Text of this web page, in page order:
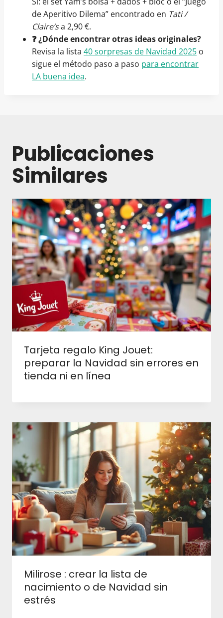
de Aperitivo Dilema” encontrado en Tati /
Claire’sa 2,90 €.
❓ ¿Dónde encontrar otras ideas originales?
Revisa la lista 40 sorpresas de Navidad 2025 o
sigue el método paso a paso para encontrar
LA buena idea.
Publicaciones
Similares
Tarjeta regalo King Jouet:
preparar la Navidad sin errores en
tienda ni en línea
Milirose : crear la lista de
nacimiento o de Navidad sin
estrés